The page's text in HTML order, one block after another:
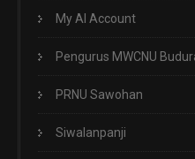
My AI Account
Pengurus MWCNU
PRNU Sawohan
Siwalanpanji